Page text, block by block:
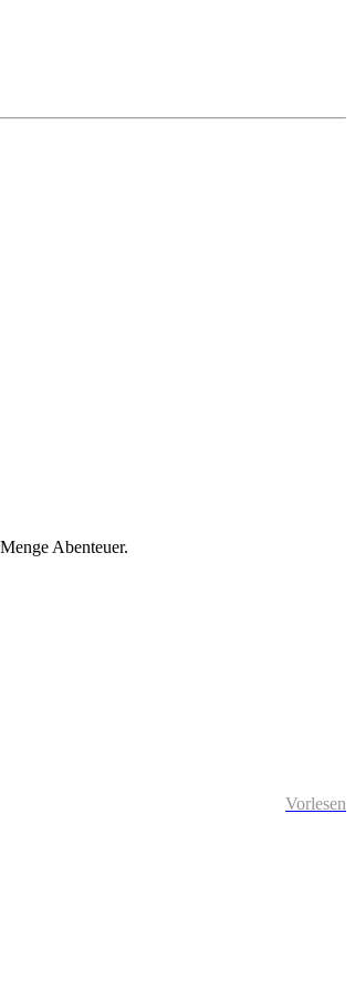
Abenteuer.
Vorlesen